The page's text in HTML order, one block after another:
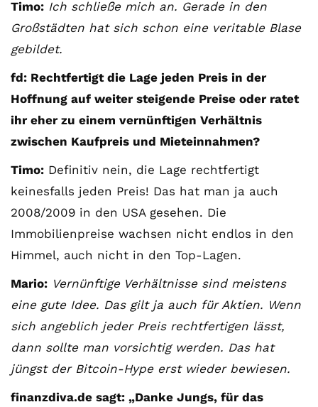
Timo: Ich schließe mich an. Gerade in den
Großstädten hat sich schon eine veritable Blase
gebildet.
fd: Rechtfertigt die Lage jeden Preis in der
Hoffnung auf weiter steigende Preise oder ratet
ihr eher zu einem vernünftigen Verhältnis
zwischen Kaufpreis und Mieteinnahmen?
Timo: Definitiv nein, die Lage rechtfertigt
keinesfalls jeden Preis! Das hat man ja auch
2008/2009 in den USA gesehen. Die
Immobilienpreise wachsen nicht endlos in den
Himmel, auch nicht in den Top-Lagen.
Mario: Vernünftige Verhältnisse sind meistens
eine gute Idee. Das gilt ja auch für Aktien. Wenn
sich angeblich jeder Preis rechtfertigen lässt,
dann sollte man vorsichtig werden. Das hat
jüngst der Bitcoin-Hype erst wieder bewiesen.
finanzdiva.de sagt: „Danke Jungs, für das
COMMUNITY
Der Leserbrief der
Woche #2
21. Juli. 2021
Der Leserbrief der Woche Viele Leser